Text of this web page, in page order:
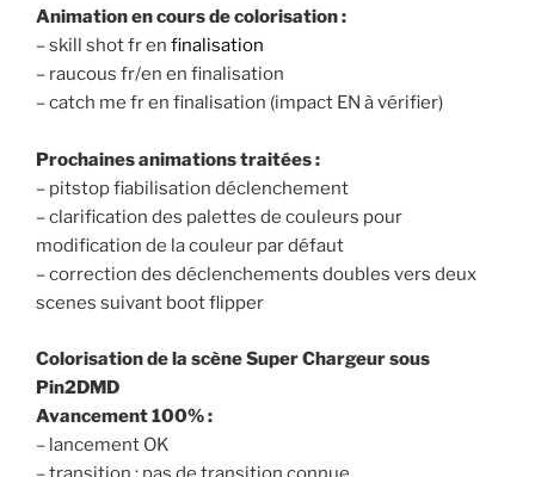
Animation en cours de colorisation :
– skill shot fr en finalisation
– raucous fr/en en finalisation
– catch me fr en finalisation (impact EN à vérifier)
Prochaines animations traitées :
– pitstop fiabilisation déclenchement
– clarification des palettes de couleurs pour
modification de la couleur par défaut
– correction des déclenchements doubles vers deux
scenes suivant boot flipper
Colorisation de la scène Super Chargeur sous
Pin2DMD
Avancement 100% :
– lancement OK